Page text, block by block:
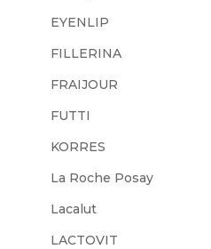
EYENLIP
FILLERINA
FRAIJOUR
FUTTI
KORRES
La Roche Posay
Lacalut
LACTOVIT